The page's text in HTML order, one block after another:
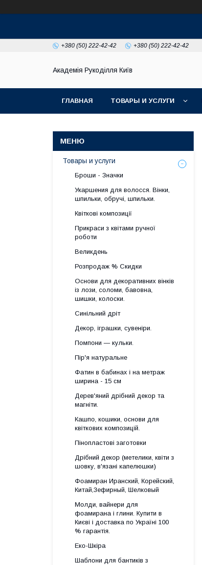
+380 (50) 222-42-42 +380 (50) 222-42-42
Академія Рукоділля Київ
ГЛАВНАЯ ТОВАРЫ И УСЛУГИ
Товары и услуги
Броши - Значки
Укаршения для волосся. Вінки,
шпильки, обручі, шпильки.
Квіткові композиції
Прикраси з квітами ручної
роботи
Великдень
Розпродаж % Скидки
Основи для декоративних вінків
із лози, соломи, бавовна,
шишки, колоски.
Синільний дріт
Декор, іграшки, сувеніри.
Помпони — кульки.
Пір'я натуральне
Фатин в бабинах і на метраж
ширина - 15 см
Дерев'яний дрібний декор та
магніти.
Кашпо, кошики, основи для
квіткових композицій.
Пінопластові заготовки
Дрібний декор (метелики, квіти з
шовку, в'язані капелюшки)
Фоамиран Иранский, Корейский,
Китай,Зефирный, Шелковый
Молди, вайнери для
фоамирана і глини. Купити в
Києві і доставка по Україні 100
% гарантія.
Еко-Шкіра
Шаблони для бантиків з